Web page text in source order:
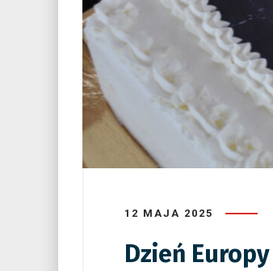
12 MAJA 2025
Dzień Europy